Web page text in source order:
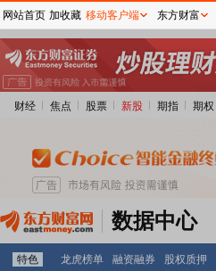
财经 焦点 股票 新股 期指 期权
数据中心
特色 龙虎榜单 融资融券 股权质押
网站首页 加收藏 移动客户端 东方财富